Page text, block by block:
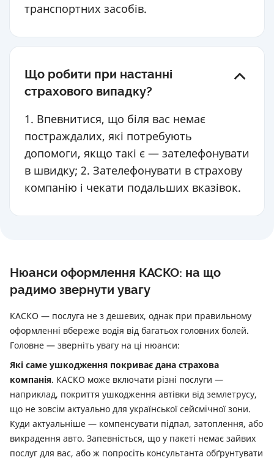
транспортних засобів.
Що робити при настанні
страхового випадку?
1. Впевнитися, що біля вас немає
постраждалих, які потребують
допомоги, якщо такі є — зателефонувати
в швидку; 2. Зателефонувати в страхову
компанію і чекати подальших вказівок.
Нюанси оформлення КАСКО: на що
радимо звернути увагу
КАСКО — послуга не з дешевих, однак при правильному
оформленні вбереже водія від багатьох головних болей.
Головне — зверніть увагу на ці нюанси:
Які саме ушкодження покриває дана страхова
компанія. КАСКО може включати різні послуги —
наприклад, покриття ушкодження автівки від землетрусу,
що не зовсім актуально для української сейсмічної зони.
Куди актуальніше — компенсувати підпал, затоплення, або
викрадення авто. Запевністься, що у пакеті немає зайвих
послуг для вас, або ж попросіть консультанта обґрунтувати